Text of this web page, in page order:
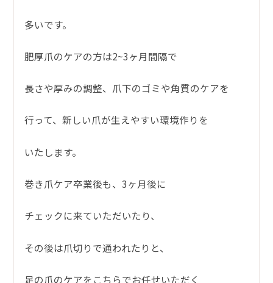
多いです。
肥厚爪のケアの方は2~3ヶ月間隔で
長さや厚みの調整、爪下のゴミや角質のケアを
行って、新しい爪が生えやすい環境作りを
いたします。
巻き爪ケア卒業後も、3ヶ月後に
チェックに来ていただいたり、
その後は爪切りで通われたりと、
足の爪のケアをこちらでお任せいただく